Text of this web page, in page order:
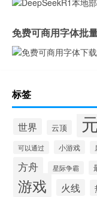
免费可商用字体批
标签
世界 云顶
可以通过 小游戏
方舟 星际争霸
游戏 火线